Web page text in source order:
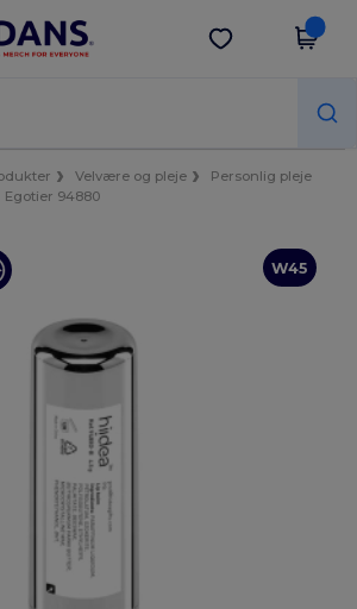
app
i appen!
Hent app
Velvære og pleje
Personlig pleje
Egotier 94880
W45